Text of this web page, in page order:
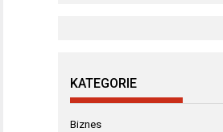
KATEGORIE
Biznes